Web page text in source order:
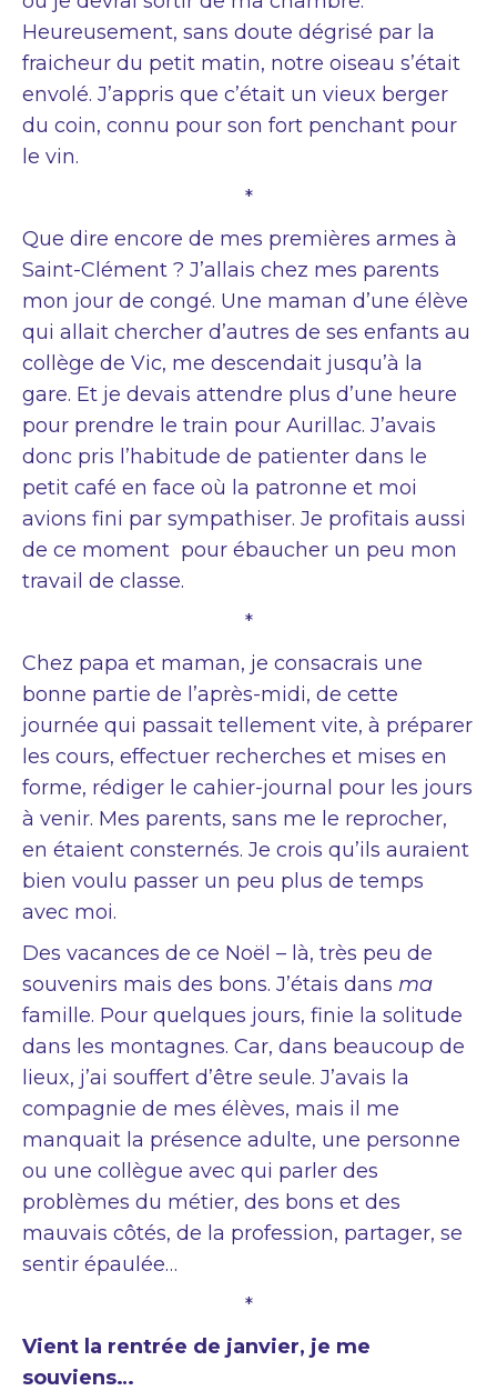
Heureusement, sans doute dégrisé par la
fraicheur du petit matin, notre oiseau s’était
envolé. J’appris que c’était un vieux berger
du coin, connu pour son fort penchant pour
le vin.
*
Que dire encore de mes premières armes à
Saint-Clément ? J’allais chez mes parents
mon jour de congé. Une maman d’une élève
qui allait chercher d’autres de ses enfants au
collège de Vic, me descendait jusqu’à la
gare. Et je devais attendre plus d’une heure
pour prendre le train pour Aurillac. J’avais
donc pris l’habitude de patienter dans le
petit café en face où la patronne et moi
avions fini par sympathiser. Je profitais aussi
de ce moment pour ébaucher un peu mon
travail de classe.
*
Chez papa et maman, je consacrais une
bonne partie de l’après-midi, de cette
journée qui passait tellement vite, à préparer
les cours, effectuer recherches et mises en
forme, rédiger le cahier-journal pour les jours
à venir. Mes parents, sans me le reprocher,
en étaient consternés. Je crois qu’ils auraient
bien voulu passer un peu plus de temps
avec moi.
Des vacances de ce Noël – là, très peu de
souvenirs mais des bons. J’étais dans ma
famille. Pour quelques jours, finie la solitude
dans les montagnes. Car, dans beaucoup de
lieux, j’ai souffert d’être seule. J’avais la
compagnie de mes élèves, mais il me
manquait la présence adulte, une personne
ou une collègue avec qui parler des
problèmes du métier, des bons et des
mauvais côtés, de la profession, partager, se
sentir épaulée…
*
Vient la rentrée de janvier, je me
souviens…